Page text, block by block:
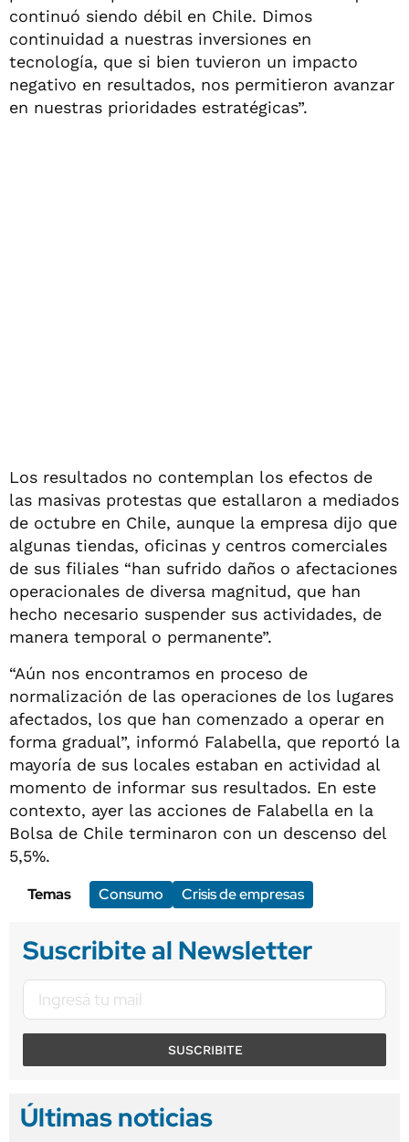
continuó siendo débil en Chile. Dimos
continuidad a nuestras inversiones en
tecnología, que si bien tuvieron un impacto
negativo en resultados, nos permitieron avanzar
en nuestras prioridades estratégicas”.
Los resultados no contemplan los efectos de
las masivas protestas que estallaron a mediados
de octubre en Chile, aunque la empresa dijo que
algunas tiendas, oficinas y centros comerciales
de sus filiales “han sufrido daños o afectaciones
operacionales de diversa magnitud, que han
hecho necesario suspender sus actividades, de
manera temporal o permanente”.
“Aún nos encontramos en proceso de
normalización de las operaciones de los lugares
afectados, los que han comenzado a operar en
forma gradual”, informó Falabella, que reportó la
mayoría de sus locales estaban en actividad al
momento de informar sus resultados. En este
contexto, ayer las acciones de Falabella en la
Bolsa de Chile terminaron con un descenso del
5,5%.
Temas
Consumo Crisis de empresas
Suscribite al Newsletter
SUSCRIBITE
Últimas noticias